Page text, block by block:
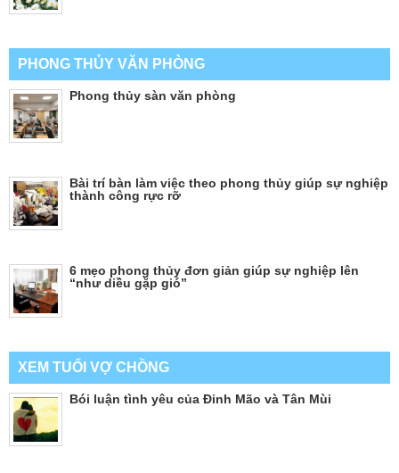
PHONG THỦY VĂN PHÒNG
Phong thủy sàn văn phòng
Bài trí bàn làm việc theo phong thủy giúp sự nghiệp
thành công rực rỡ
6 mẹo phong thủy đơn giản giúp sự nghiệp lên
“như diều gặp gió”
XEM TUỔI VỢ CHỒNG
Bói luận tình yêu của Đinh Mão và Tân Mùi